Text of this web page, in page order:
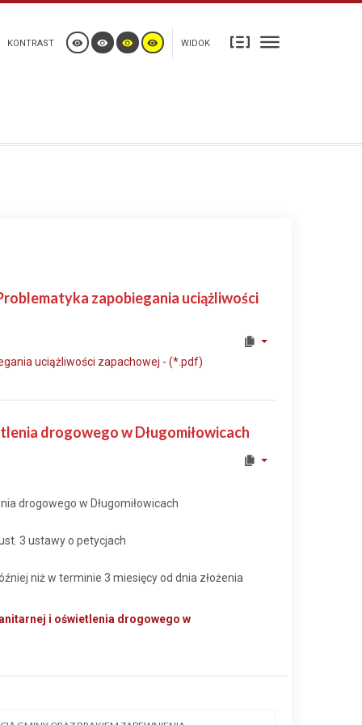
KONTRAST WIDOK
zapobiegania uciążliwości
uciążliwości zapachowej - (*.pdf)
drogowego w Długomiłowicach
drogowego w Długomiłowicach
3 ustawy o petycjach
niż w terminie 3 miesięcy od dnia złożenia
i oświetlenia drogowego w